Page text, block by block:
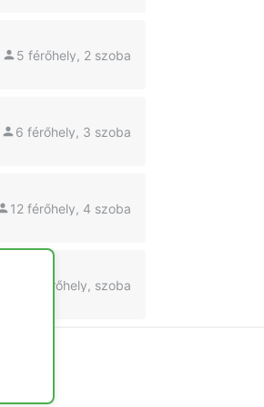
5 férőhely, 2 szoba
6 férőhely, 3 szoba
12 férőhely, 4 szoba
6 férőhely, szoba